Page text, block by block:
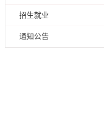
招生就业
通知公告